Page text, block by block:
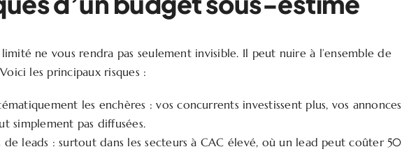
ne vous rendra pas seulement invisible. Il peut nuire à l’ensemble de
les principaux risques :
les enchères : vos concurrents investissent plus, vos annonces
simplement pas diffusées.
de leads : surtout dans les secteurs à CAC élevé, où un lead peut coûter 50